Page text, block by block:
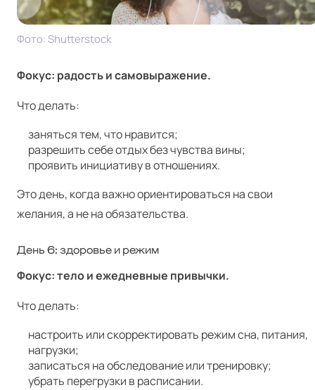
Фото: Shut­ter­stock
Фокус: радость и самовыражение.
Что делать:
заняться тем, что нравится;
разрешить себе отдых без чувства вины;
проявить инициативу в отношениях.
Это день, когда важно ориентироваться на свои
желания, а не на обязательства.
День 6: здоровье и режим
Фокус: тело и ежедневные привычки.
Что делать:
настроить или скорректировать режим сна, питания,
нагрузки;
записаться на обследование или тренировку;
убрать перегрузки в расписании.